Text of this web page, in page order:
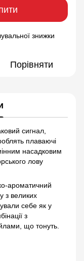
знижки
Порівняти
сигнал,
плаваючі
насадковим
лову
ароматичний
з великих
себе як у
з
що тонуть.